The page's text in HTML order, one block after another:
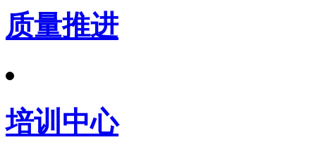
质量推进
培训中心